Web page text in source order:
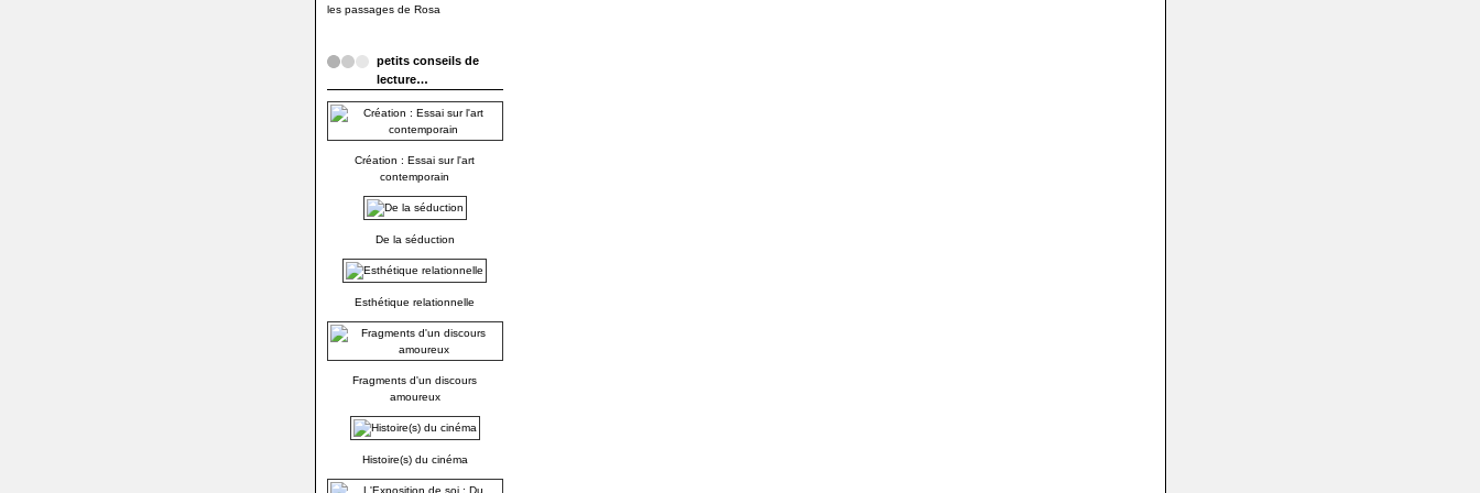
les passages de Rosa
petits conseils de
lecture…
Création : Essai sur l'art
contemporain
De la séduction
Esthétique relationnelle
Fragments d'un discours
amoureux
Histoire(s) du cinéma